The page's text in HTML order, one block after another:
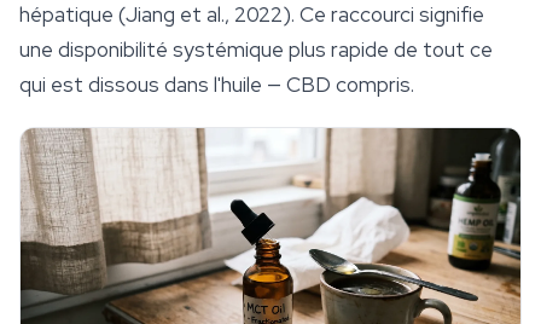
hépatique (Jiang et al., 2022). Ce raccourci signifie
une disponibilité systémique plus rapide de tout ce
qui est dissous dans l'huile — CBD compris.